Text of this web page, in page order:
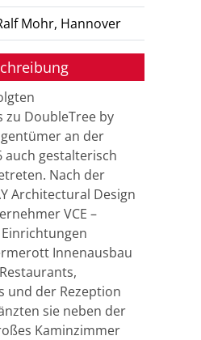
Mohr, Hannover
zu DoubleTree by
an der
gestalterisch
Nach der
Architectural Design
VCE –
Innenausbau
und der Rezeption
sie neben der
Kaminzimmer